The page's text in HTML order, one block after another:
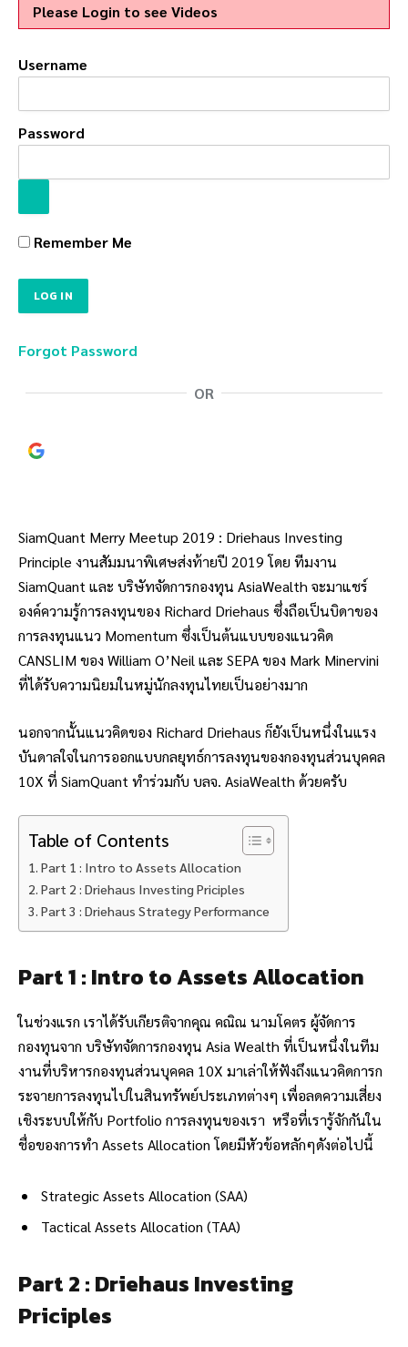
Please Login to see Videos
Username
Password
Remember Me
Forgot Password
OR
SiamQuant Merry Meetup 2019 : Driehaus Investing
Principle งานสัมมนาพิเศษส่งท้ายปี 2019 โดย ทีมงาน
SiamQuant และ บริษัทจัดการกองทุน AsiaWealth จะมาแชร์
องค์ความรู้การลงทุนของ Richard Driehaus ซึ่งถือเป็นบิดาของ
การลงทุนแนว Momentum ซึ่งเป็นต้นแบบของแนวคิด
CANSLIM ของ William O’Neil และ SEPA ของ Mark Minervini
ที่ได้รับความนิยมในหมู่นักลงทุนไทยเป็นอย่างมาก
นอกจากนั้นแนวคิดของ Richard Driehaus ก็ยังเป็นหนึ่งในแรง
บันดาลใจในการออกแบบกลยุทธ์การลงทุนของกองทุนส่วนบุคคล
10X ที่ SiamQuant ทำร่วมกับ บลจ. AsiaWealth ด้วยครับ
Table of Contents
Part 1 : Intro to Assets Allocation
Part 2 : Driehaus Investing Priciples
Part 3 : Driehaus Strategy Performance
Part 1 : Intro to Assets Allocation
ในช่วงแรก เราได้รับเกียรติจากคุณ คณิณ นามโคตร ผู้จัดการ
กองทุนจาก บริษัทจัดการกองทุน Asia Wealth ที่เป็นหนึ่งในทีม
งานที่บริหารกองทุนส่วนบุคคล 10X มาเล่าให้ฟังถึงแนวคิดการก
ระจายการลงทุนไปในสินทรัพย์ประเภทต่างๆ เพื่อลดความเสี่ยง
เชิงระบบให้กับ Portfolio การลงทุนของเรา หรือที่เรารู้จักกันใน
ชื่อของการทำ Assets Allocation โดยมีหัวข้อหลักๆดังต่อไปนี้
Strategic Assets Allocation (SAA)
Tactical Assets Allocation (TAA)
Part 2 : Driehaus Investing
Priciples